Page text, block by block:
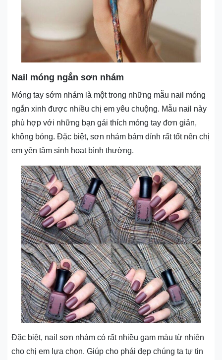
Nail móng ngắn sơn nhám
Móng tay sớm nhám là một trong những mẫu nail móng
ngắn xinh được nhiều chị em yêu chuộng. Mẫu nail này
phù hợp với những bạn gái thích móng tay đơn giản,
không bóng. Đặc biệt, sơn nhám bám dính rất tốt nên chị
em yên tâm sinh hoạt bình thường.
Đặc biệt, nail sơn nhám có rất nhiều gam màu từ nhiên
cho chị em lựa chọn. Giúp cho phái đẹp chúng ta tự tin